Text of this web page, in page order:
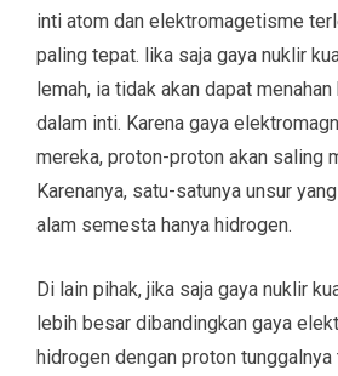
inti atom dan elektromagetisme
paling tepat. lika saja gaya nuklir
lemah, ia tidak akan dapat
dalam inti. Karena gaya
mereka, proton-proton akan saling
Karenanya, satu-satunya unsur
alam semesta hanya hidrogen.
Di lain pihak, jika saja gaya nuklir
lebih besar dibandingkan gaya
hidrogen dengan proton tunggalnya